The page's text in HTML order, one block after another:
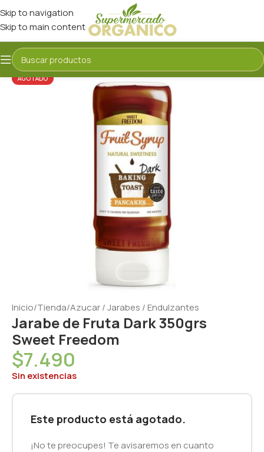
Skip to navigation
Skip to main content
AGOTADO
Inicio/Tienda/Azucar / Jarabes / Endulzantes
Jarabe de Fruta Dark 350grs
Sweet Freedom
$7.490
Sin existencias
Este producto está agotado.
¡No te preocupes! Te avisaremos en cuanto